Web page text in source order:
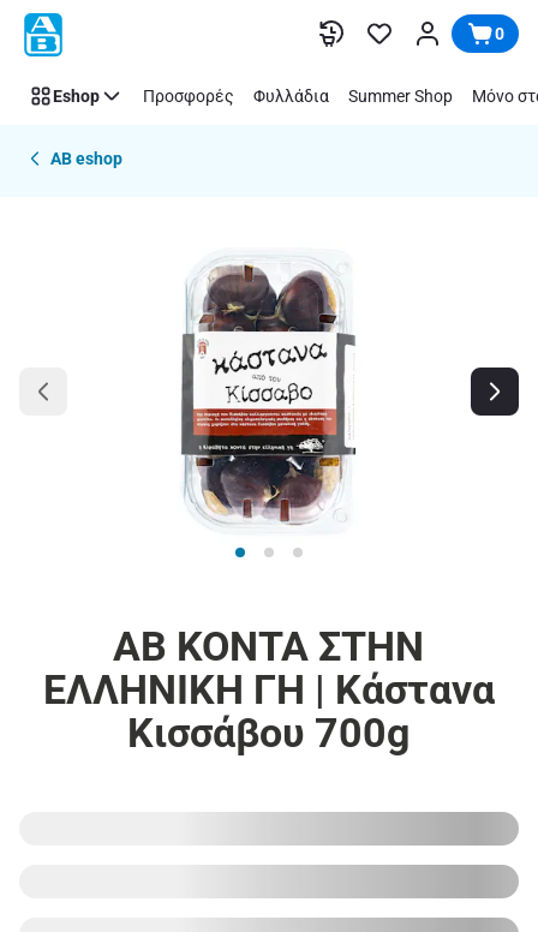
Παράλειψη 0
Eshop Προσφορές Φυλλάδια Summer Shop Μόνο
AB eshop
ΑΒ ΚΟΝΤΑ ΣΤΗΝ
ΕΛΛΗΝΙΚΗ ΓΗ | Κάστανα
Κισσάβου 700g